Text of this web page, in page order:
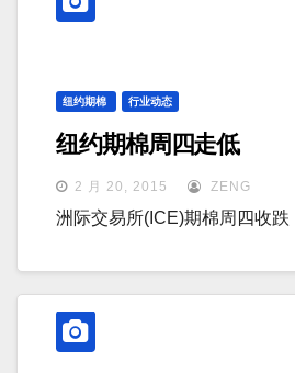
纽约期棉 行业动态
纽约期棉周四走低
2 月 20, 2015 ZENG
洲际交易所(ICE)期棉周四收